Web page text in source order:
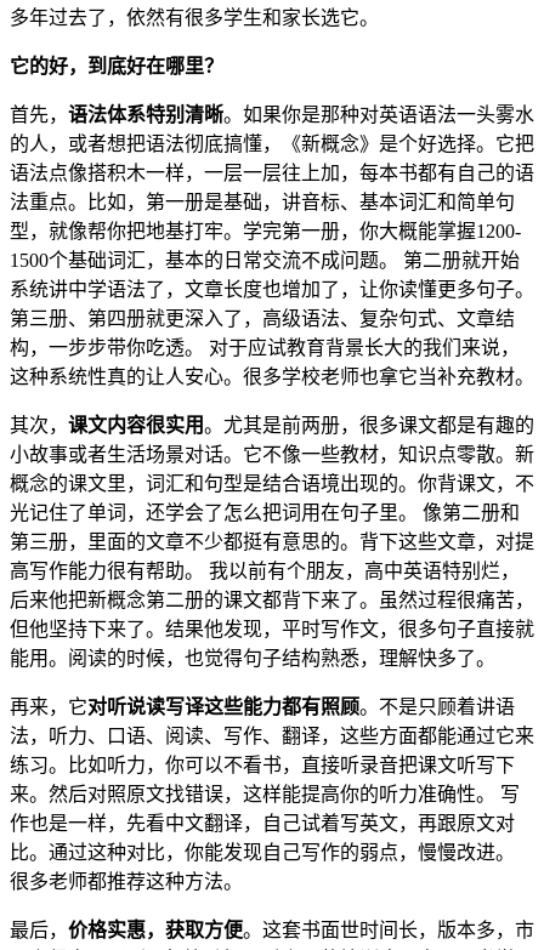
多年过去了，依然有很多学生和家长选它。
它的好，到底好在哪里？
首先， 语法体系特别清晰。如果你是那种对英语语法一头雾水
的人，或者想把语法彻底搞懂，《新概念》是个好选择。它把
语法点像搭积木一样，一层一层往上加，每本书都有自己的语
法重点。比如，第一册是基础，讲音标、基本词汇和简单句
型，就像帮你把地基打牢。学完第一册，你大概能掌握1200-
1500个基础词汇，基本的日常交流不成问题。 第二册就开始
系统讲中学语法了，文章长度也增加了，让你读懂更多句子。
第三册、第四册就更深入了，高级语法、复杂句式、文章结
构，一步步带你吃透。 对于应试教育背景长大的我们来说，
这种系统性真的让人安心。很多学校老师也拿它当补充教材。
其次， 课文内容很实用。尤其是前两册，很多课文都是有趣的
小故事或者生活场景对话。它不像一些教材，知识点零散。新
概念的课文里，词汇和句型是结合语境出现的。你背课文，不
光记住了单词，还学会了怎么把词用在句子里。 像第二册和
第三册，里面的文章不少都挺有意思的。背下这些文章，对提
高写作能力很有帮助。 我以前有个朋友，高中英语特别烂，
后来他把新概念第二册的课文都背下来了。虽然过程很痛苦，
但他坚持下来了。结果他发现，平时写作文，很多句子直接就
能用。阅读的时候，也觉得句子结构熟悉，理解快多了。
再来，它对听说读写译这些能力都有照顾。不是只顾着讲语
法，听力、口语、阅读、写作、翻译，这些方面都能通过它来
练习。比如听力，你可以不看书，直接听录音把课文听写下
来。然后对照原文找错误，这样能提高你的听力准确性。 写
作也是一样，先看中文翻译，自己试着写英文，再跟原文对
比。通过这种对比，你能发现自己写作的弱点，慢慢改进。
很多老师都推荐这种方法。
最后， 价格实惠，获取方便。这套书面世时间长，版本多，市